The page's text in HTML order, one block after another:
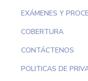
EXÁMENES Y
COBERTURA
CONTÁCTENOS
POLITICAS DE